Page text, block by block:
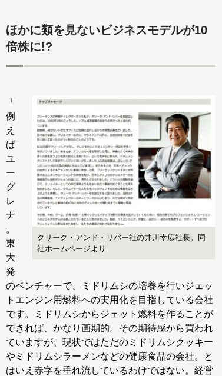
ほかに類を見ないビジネスモデルが10
倍株に!?
クリーク・アンド・リバー社の井川幸広社長。同
社ホームページより
「
例
え
ば
ユ
ー
グ
レ
ナ
。
東
大
発
のベンチャーで、ミドリムシの培養を行いジェッ
トエンジン用燃料への実用化を目指している会社
です。ミドリムシからジェット燃料を作ることが
できれば、かなり画期的。その期待感から買われ
ていますが、現状ではただのミドリムシクッキー
やミドリムシラーメンなどの健康食品の会社。と
はいえ赤字を垂れ流しているわけではない。経営